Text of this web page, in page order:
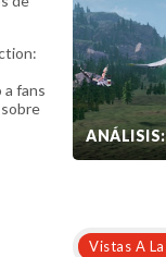
fans
Vistas A